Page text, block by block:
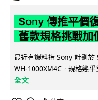
Sony 傳推平價
舊款規格挑戰加
最近有爆料指 Sony 計劃
WH-1000XM4C，規格幾
全文